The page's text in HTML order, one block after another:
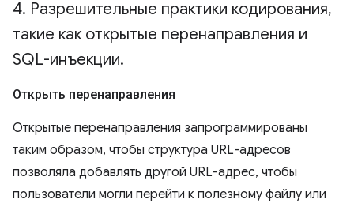
4. Разрешительные практики кодирования,
такие как открытые перенаправления и
SQL-инъекции.
Открыть перенаправления
Открытые перенаправления запрограммированы
таким образом, чтобы структура URL-адресов
позволяла добавлять другой URL-адрес, чтобы
пользователи могли перейти к полезному файлу или